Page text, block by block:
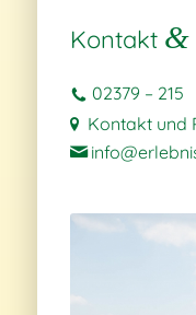
Kontakt &
02379 – 215
Kontakt und